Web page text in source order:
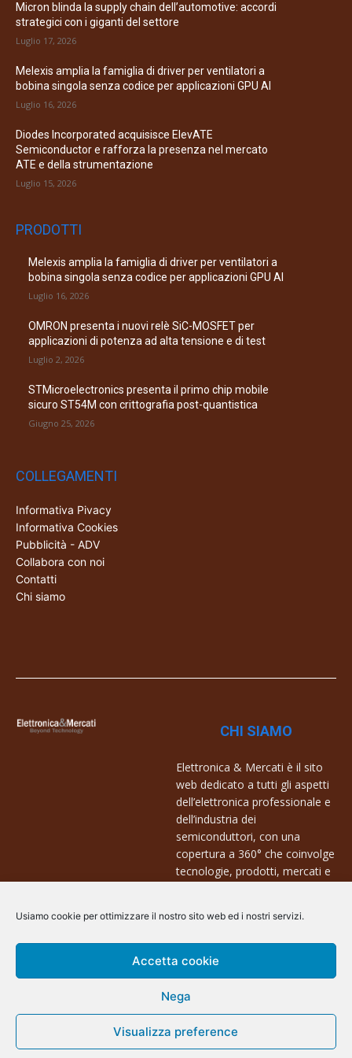
Usiamo cookie per ottimizzare il nostro sito web ed i nostri servizi.
Accetta cookie
Nega
Visualizza preference
Micron blinda la supply chain dell’automotive: accordi
strategici con i giganti del settore
Luglio 17, 2026
Melexis amplia la famiglia di driver per ventilatori a
bobina singola senza codice per applicazioni GPU AI
Luglio 16, 2026
Diodes Incorporated acquisisce ElevATE
Semiconductor e rafforza la presenza nel mercato
ATE e della strumentazione
Luglio 15, 2026
PRODOTTI
Melexis amplia la famiglia di driver per ventilatori a
bobina singola senza codice per applicazioni GPU AI
Luglio 16, 2026
OMRON presenta i nuovi relè SiC-MOSFET per
applicazioni di potenza ad alta tensione e di test
Luglio 2, 2026
STMicroelectronics presenta il primo chip mobile
sicuro ST54M con crittografia post-quantistica
Giugno 25, 2026
COLLEGAMENTI
Informativa Pivacy
Informativa Cookies
Pubblicità - ADV
Collabora con noi
Contatti
Chi siamo
CHI SIAMO
Elettronica & Mercati è il sito
web dedicato a tutti gli aspetti
dell’elettronica professionale e
dell’industria dei
semiconduttori, con una
copertura a 360° che coinvolge
tecnologie, prodotti, mercati e
Contatti:
info@arscommunication.it
@ArsCommunication 2023